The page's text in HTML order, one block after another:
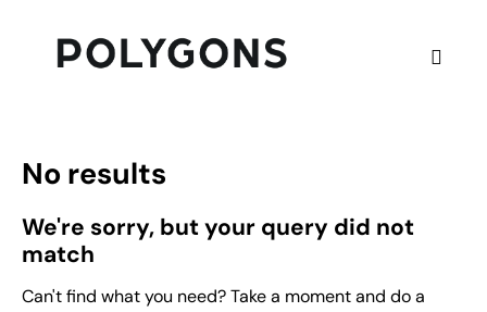
No results
We're sorry, but your query did not
match
Can't find what you need? Take a moment and do a